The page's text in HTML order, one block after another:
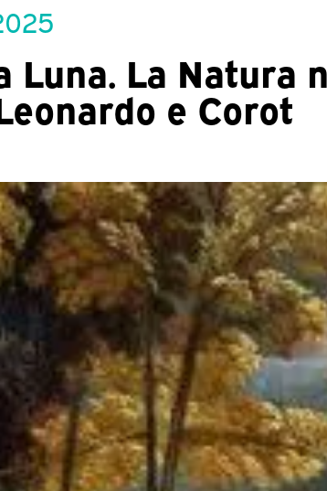
La Natura
e Corot